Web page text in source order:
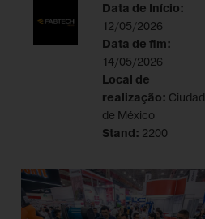
Data de Início:
12/05/2026
Data de fim:
14/05/2026
Local de
realização: Ciudad
de México
Stand: 2200